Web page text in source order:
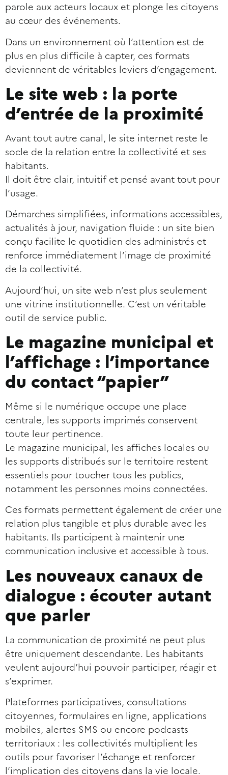
parole aux acteurs locaux et plonge les citoyens
au cœur des événements.
Dans un environnement où l’attention est de
plus en plus difficile à capter, ces formats
deviennent de véritables leviers d’engagement.
Le site web : la porte
d’entrée de la proximité
Avant tout autre canal, le site internet reste le
socle de la relation entre la collectivité et ses
habitants.
Il doit être clair, intuitif et pensé avant tout pour
l’usage.
Démarches simplifiées, informations accessibles,
actualités à jour, navigation fluide : un site bien
conçu facilite le quotidien des administrés et
renforce immédiatement l’image de proximité
de la collectivité.
Aujourd’hui, un site web n’est plus seulement
une vitrine institutionnelle. C’est un véritable
outil de service public.
Le magazine municipal et
l’affichage : l’importance
du contact “papier”
Même si le numérique occupe une place
centrale, les supports imprimés conservent
toute leur pertinence.
Le magazine municipal, les affiches locales ou
les supports distribués sur le territoire restent
essentiels pour toucher tous les publics,
notamment les personnes moins connectées.
Ces formats permettent également de créer une
relation plus tangible et plus durable avec les
habitants. Ils participent à maintenir une
communication inclusive et accessible à tous.
Les nouveaux canaux de
dialogue : écouter autant
que parler
La communication de proximité ne peut plus
être uniquement descendante. Les habitants
veulent aujourd’hui pouvoir participer, réagir et
s’exprimer.
Plateformes participatives, consultations
citoyennes, formulaires en ligne, applications
mobiles, alertes SMS ou encore podcasts
territoriaux : les collectivités multiplient les
outils pour favoriser l’échange et renforcer
l’implication des citoyens dans la vie locale.